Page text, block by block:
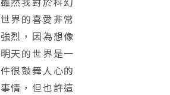
世界的喜愛非常
強烈，因為想像
明天的世界是一
件很鼓舞人心的
事情，但也許這